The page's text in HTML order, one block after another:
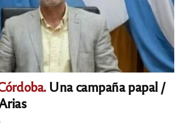
Una campaña papal /